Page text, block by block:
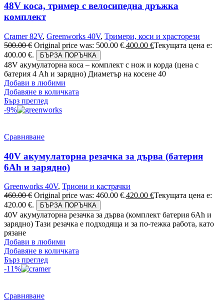
48V коса, тример с велосипедна дръжка
комплект
Cramer 82V, Greenworks 40V, Тримери, коси и храсторези
500.00€ Original price was: 500.00 €.400.00 €Текущата цена е:
400.00 €.
БЪРЗА ПОРЪЧКА
48V акумулаторна коса – комплект с нож и корда (цена с
батерия 4 Ah и зарядно) Диаметър на косене 40
Добави в любими
Добавяне в количката
Бърз преглед
-9%
Сравняване
40V акумулаторна резачка за дърва (батерия
6Аh и зарядно)
Greenworks 40V, Триони и кастрачки
460.00€ Original price was: 460.00 €.420.00 €Текущата цена е:
420.00 €.
БЪРЗА ПОРЪЧКА
40V акумулаторна резачка за дърва (комплект батерия 6Ah и
зарядно) Тази резачка е подходяща и за по-тежка работа, като
рязане
Добави в любими
Добавяне в количката
Бърз преглед
-11%
Сравняване